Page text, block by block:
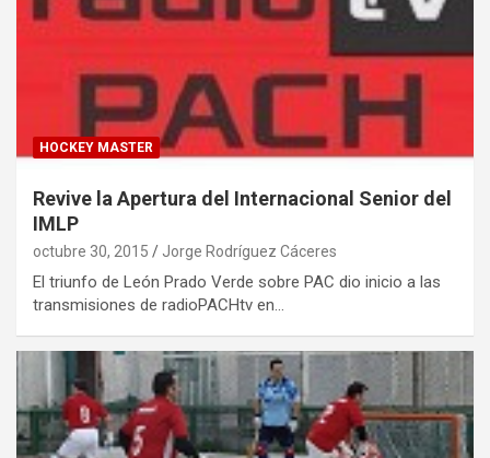
HOCKEY MASTER
Revive la Apertura del Internacional Senior del
IMLP
octubre 30, 2015 Jorge Rodríguez Cáceres
El triunfo de León Prado Verde sobre PAC dio inicio a las
transmisiones de radioPACHtv en…